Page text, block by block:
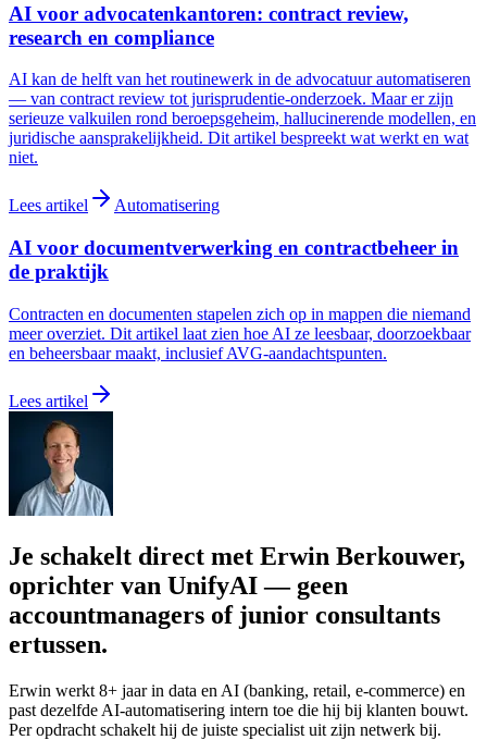
AI voor advocatenkantoren: contract review,
research en compliance
AI kan de helft van het routinewerk in de advocatuur automatiseren
— van contract review tot jurisprudentie-onderzoek. Maar er zijn
serieuze valkuilen rond beroepsgeheim, hallucinerende modellen, en
juridische aansprakelijkheid. Dit artikel bespreekt wat werkt en wat
niet.
Lees artikel Automatisering
AI voor documentverwerking en contractbeheer in
de praktijk
Contracten en documenten stapelen zich op in mappen die niemand
meer overziet. Dit artikel laat zien hoe AI ze leesbaar, doorzoekbaar
en beheersbaar maakt, inclusief AVG-aandachtspunten.
Lees artikel
Je schakelt direct met Erwin Berkouwer,
oprichter van UnifyAI — geen
accountmanagers of junior consultants
ertussen.
Erwin werkt 8+ jaar in data en AI (banking, retail, e-commerce) en
past dezelfde AI-automatisering intern toe die hij bij klanten bouwt.
Per opdracht schakelt hij de juiste specialist uit zijn netwerk bij.